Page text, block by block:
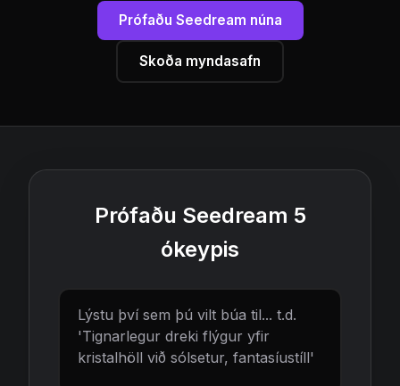
Prófaðu Seedream núna
Skoða myndasafn
Prófaðu Seedream 5
ókeypis